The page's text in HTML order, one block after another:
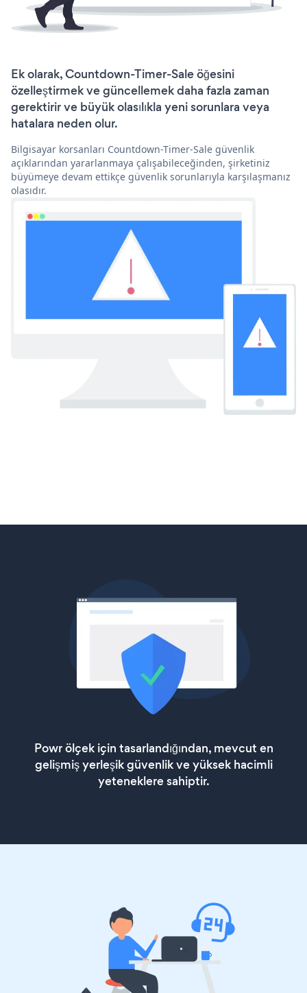
Ek olarak, Countdown-Timer-Sale öğesini
özelleştirmek ve güncellemek daha fazla zaman
gerektirir ve büyük olasılıkla yeni sorunlara veya
hatalara neden olur.
Bilgisayar korsanları Countdown-Timer-Sale güvenlik
açıklarından yararlanmaya çalışabileceğinden, şirketiniz
büyümeye devam ettikçe güvenlik sorunlarıyla karşılaşmanız
olasıdır.
Powr ölçek için tasarlandığından, mevcut en
gelişmiş yerleşik güvenlik ve yüksek hacimli
yeteneklere sahiptir.